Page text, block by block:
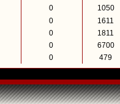
0
1050
0
1611
0
1811
0
6700
0 479